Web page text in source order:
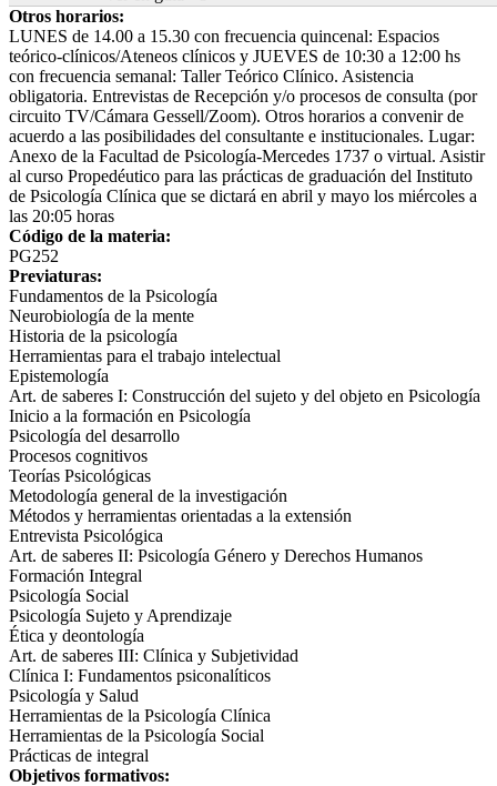
Otros horarios:
LUNES de 14.00 a 15.30 con frecuencia quincenal: Espacios
teórico-clínicos/Ateneos clínicos y JUEVES de 10:30 a 12:00 hs
con frecuencia semanal: Taller Teórico Clínico. Asistencia
obligatoria. Entrevistas de Recepción y/o procesos de consulta (por
circuito TV/Cámara Gessell/Zoom). Otros horarios a convenir de
acuerdo a las posibilidades del consultante e institucionales. Lugar:
Anexo de la Facultad de Psicología-Mercedes 1737 o virtual. Asistir
al curso Propedéutico para las prácticas de graduación del Instituto
de Psicología Clínica que se dictará en abril y mayo los miércoles a
las 20:05 horas
Código de la materia:
PG252
Previaturas:
Fundamentos de la Psicología
Neurobiología de la mente
Historia de la psicología
Herramientas para el trabajo intelectual
Epistemología
Art. de saberes I: Construcción del sujeto y del objeto en Psicología
Inicio a la formación en Psicología
Psicología del desarrollo
Procesos cognitivos
Teorías Psicológicas
Metodología general de la investigación
Métodos y herramientas orientadas a la extensión
Entrevista Psicológica
Art. de saberes II: Psicología Género y Derechos Humanos
Formación Integral
Psicología Social
Psicología Sujeto y Aprendizaje
Ética y deontología
Art. de saberes III: Clínica y Subjetividad
Clínica I: Fundamentos psiconalíticos
Psicología y Salud
Herramientas de la Psicología Clínica
Herramientas de la Psicología Social
Prácticas de integral
Objetivos formativos: